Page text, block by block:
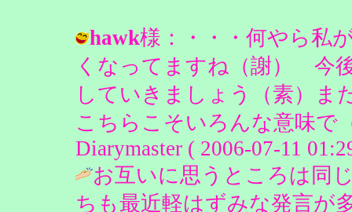
hawk様：・・・何やら私
くなってますね（謝） 今
していきましょう（素）ま
こちらこそいろんな意味
Diarymaster ( 2006-07-11
お互いに思うところは
ちも最近軽はずみな発言